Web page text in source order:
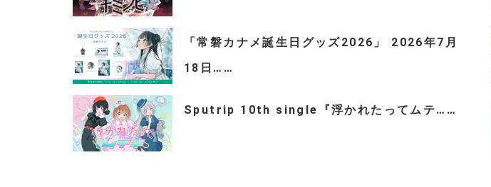
「常磐カナメ誕生日グッズ2026」 2026年7月
18日……
Sputrip 10th single『浮かれたってムテ……